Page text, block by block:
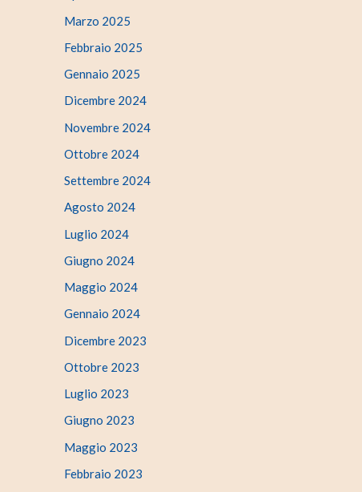
Marzo 2025
Febbraio 2025
Gennaio 2025
Dicembre 2024
Novembre 2024
Ottobre 2024
Settembre 2024
Agosto 2024
Luglio 2024
Giugno 2024
Maggio 2024
Gennaio 2024
Dicembre 2023
Ottobre 2023
Luglio 2023
Giugno 2023
Maggio 2023
Febbraio 2023